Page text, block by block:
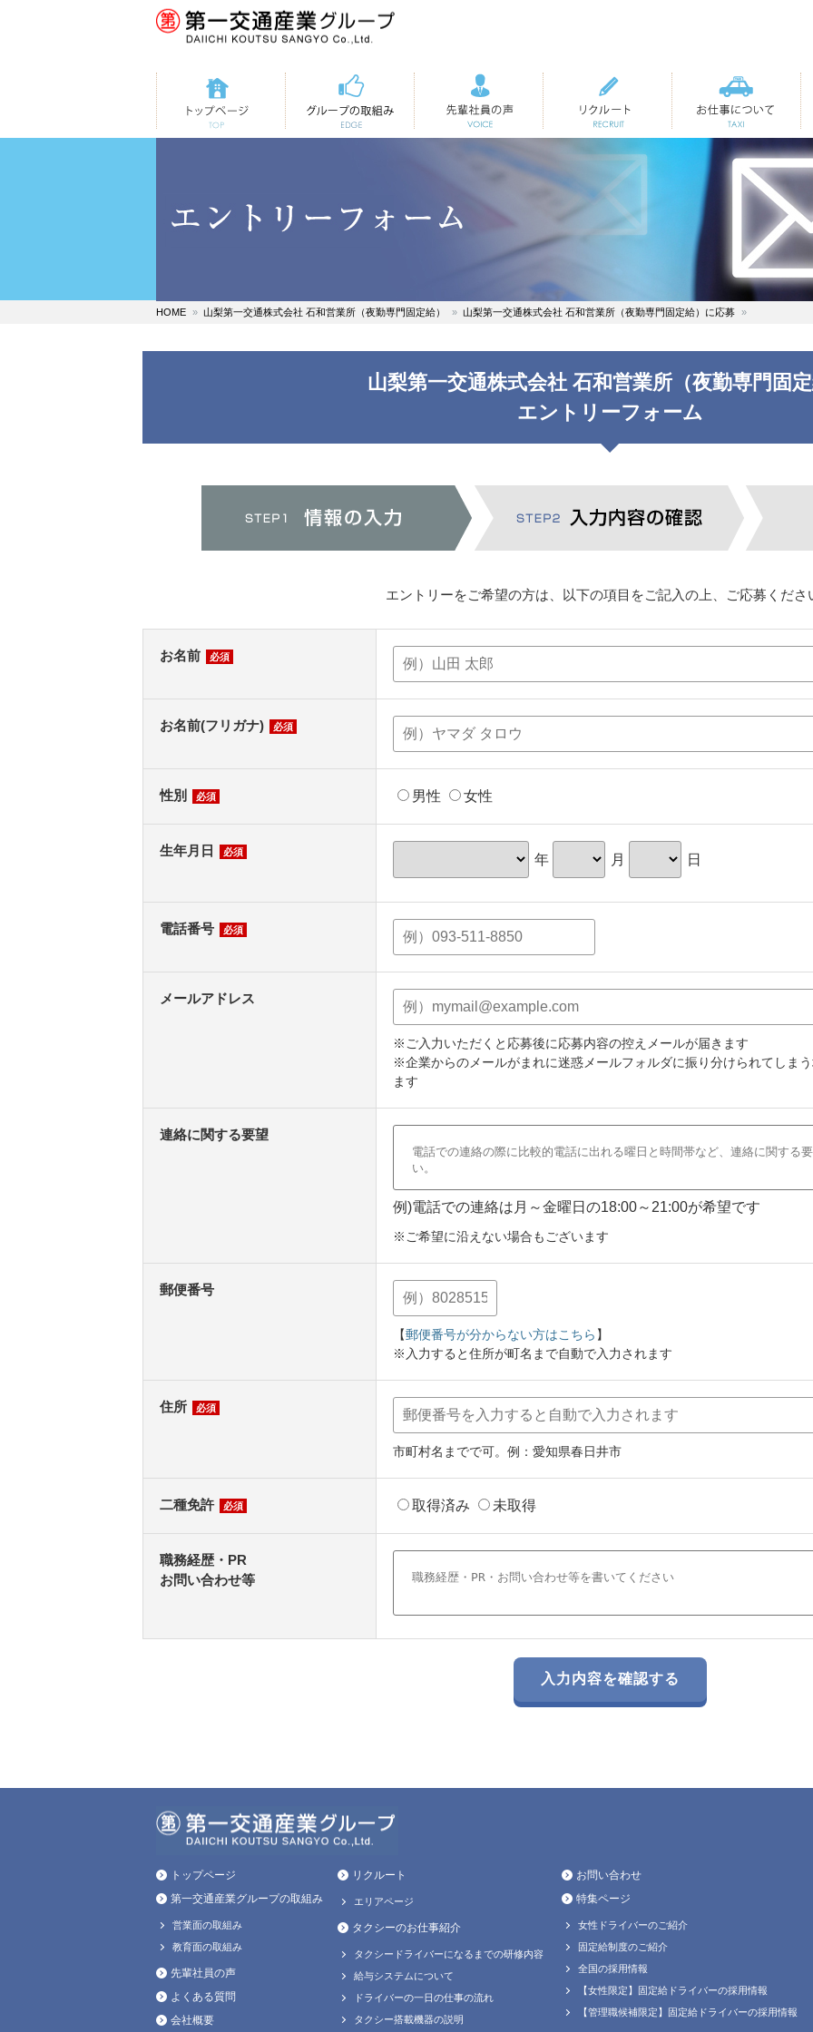
トップページ 第一交通の取組み 先輩社員の声 リクルート お仕事について
HOME 山梨第一交通株式会社 石和営業所（夜勤専門固定給） 山梨第一交通株式会社 石和営業所（夜勤専門固定給）に応募
山梨第一交通株式会社 石和営業所（夜勤専門固
エントリーフォーム
エントリーをご希望の方は、以下の項目をご記入の上、ご応募くださ
お名前 必須
お名前(フリガナ) 必須
性別 必須 男性 女性
生年月日 必須 年 月 日
電話番号 必須
メールアドレス
※ご入力いただくと応募後に応募内容の控えメールが届きます
※企業からのメールがまれに迷惑メールフォルダに振り分けられてしま
ます
連絡に関する要望
例)電話での連絡は月～金曜日の18:00～21:00が希望です
※ご希望に沿えない場合もございます
郵便番号
【郵便番号が分からない方はこちら 】
※入力すると住所が町名まで自動で入力されます
住所 必須
市町村名までで可。例：愛知県春日井市
二種免許 必須 取得済み 未取得
職務経歴・PR
お問い合わせ等
トップページ
第一交通産業グループの取組み
営業面の取組み
教育面の取組み
先輩社員の声
よくある質問
会社概要
リクルート
エリアページ
タクシーのお仕事紹介
タクシードライバーになるまでの研修内容
給与システムについて
ドライバーの一日の仕事の流れ
タクシー搭載機器の説明
お問い合わせ
特集ページ
女性ドライバーのご紹介
固定給制度のご紹介
全国の採用情報
【女性限定】固定給ドライバーの採用情報
【管理職候補限定】固定給ドライバーの採用情報